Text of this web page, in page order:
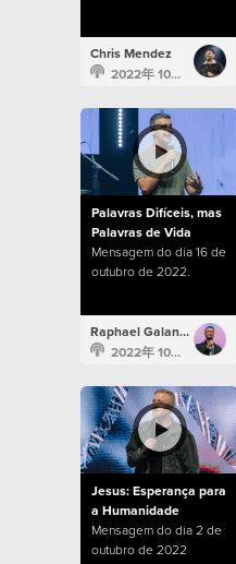
Chris Mendez
2022年 10月 23日
Palavras Difíceis, mas
Palavras de Vida
Mensagem do dia 16 de
outubro de 2022.
Raphael Galante
2022年 10月 16日
Jesus: Esperança para
a Humanidade
Mensagem do dia 2 de
outubro de 2022